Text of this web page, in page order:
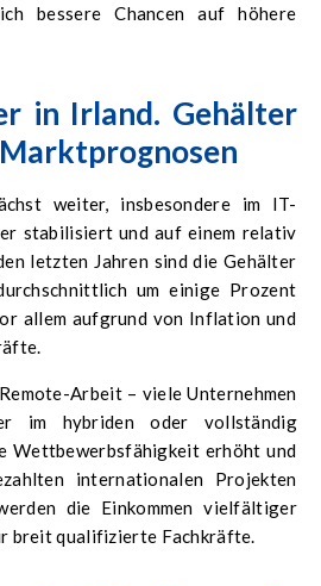
bessere Chancen auf höhere
in Irland. Gehälter
weiter, insbesondere im IT-
stabilisiert und auf einem relativ
letzten Jahren sind die Gehälter
um einige Prozent
allem aufgrund von Inflation und
Arbeit – viele Unternehmen
im hybriden oder vollständig
Wettbewerbsfähigkeit erhöht und
internationalen Projekten
die Einkommen vielfältiger
breit qualifizierte Fachkräfte.